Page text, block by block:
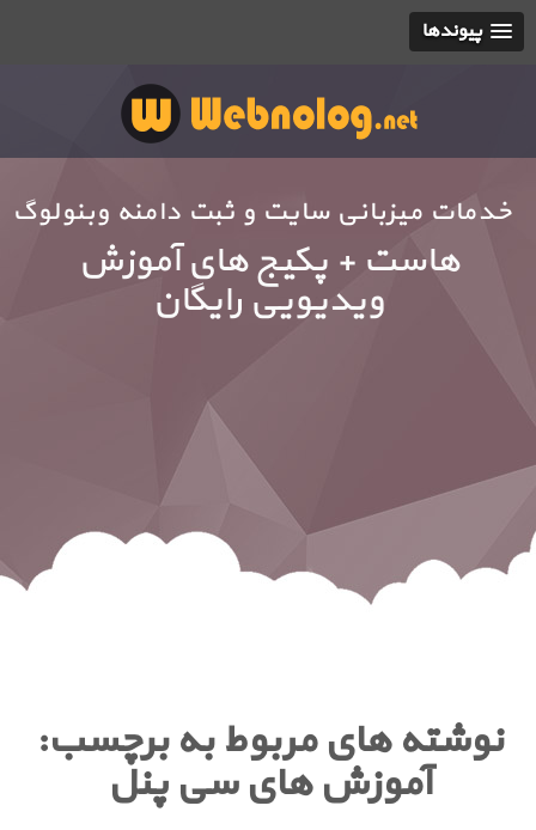
پیوندها
خدمات میزبانی سایت و ثبت دامنه وبنولوگ
نوشته های مربوط به برچسب:
آموزش های سی پنل